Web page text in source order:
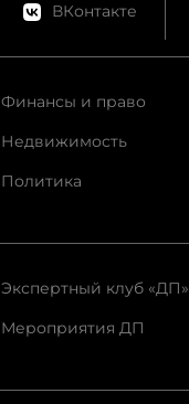
ВКонтакте
Финансы и право
Недвижимость
Политика
Экспертный клуб «ДП»
Мероприятия ДП